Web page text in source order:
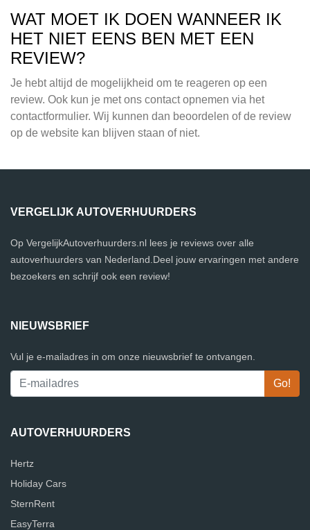
WAT MOET IK DOEN WANNEER IK
HET NIET EENS BEN MET EEN
REVIEW?
Je hebt altijd de mogelijkheid om te reageren op een
review. Ook kun je met ons contact opnemen via het
contactformulier. Wij kunnen dan beoordelen of de review
op de website kan blijven staan of niet.
VERGELIJK AUTOVERHUURDERS
Op VergelijkAutoverhuurders.nl lees je reviews over alle
autoverhuurders van Nederland.Deel jouw ervaringen met andere
bezoekers en schrijf ook een review!
NIEUWSBRIEF
Vul je e-mailadres in om onze nieuwsbrief te ontvangen.
AUTOVERHUURDERS
Hertz
Holiday Cars
SternRent
EasyTerra